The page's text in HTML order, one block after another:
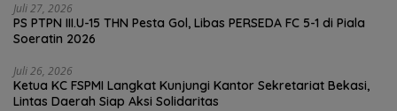
Juli 27, 2026
PS PTPN III.U-15 THN Pesta Gol, Libas PERSEDA FC 5-1 di Piala
Soeratin 2026
Juli 26, 2026
Ketua KC FSPMI Langkat Kunjungi Kantor Sekretariat Bekasi,
Lintas Daerah Siap Aksi Solidaritas